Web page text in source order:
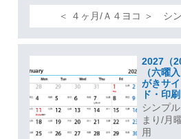
＜ ４ヶ月/Ａ４ヨコ ＞ シ
2027（
（六曜
がきサ
ド・印刷
シンプ
まり/月
用